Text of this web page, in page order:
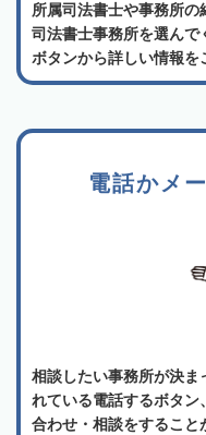
所属司法書士や事務所
司法書士事務所を選ん
ボタンから詳しい情報を
電話かメ
相談したい事務所が決ま
れている電話するボタ
合わせ・相談をすること